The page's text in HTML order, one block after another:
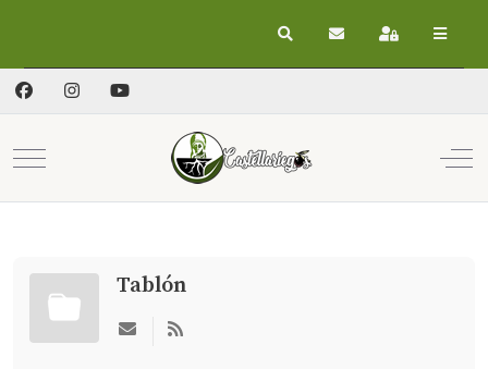
BuscarSuscribirse a las
Registrarse
Mobile Menu Toggle
Tablón